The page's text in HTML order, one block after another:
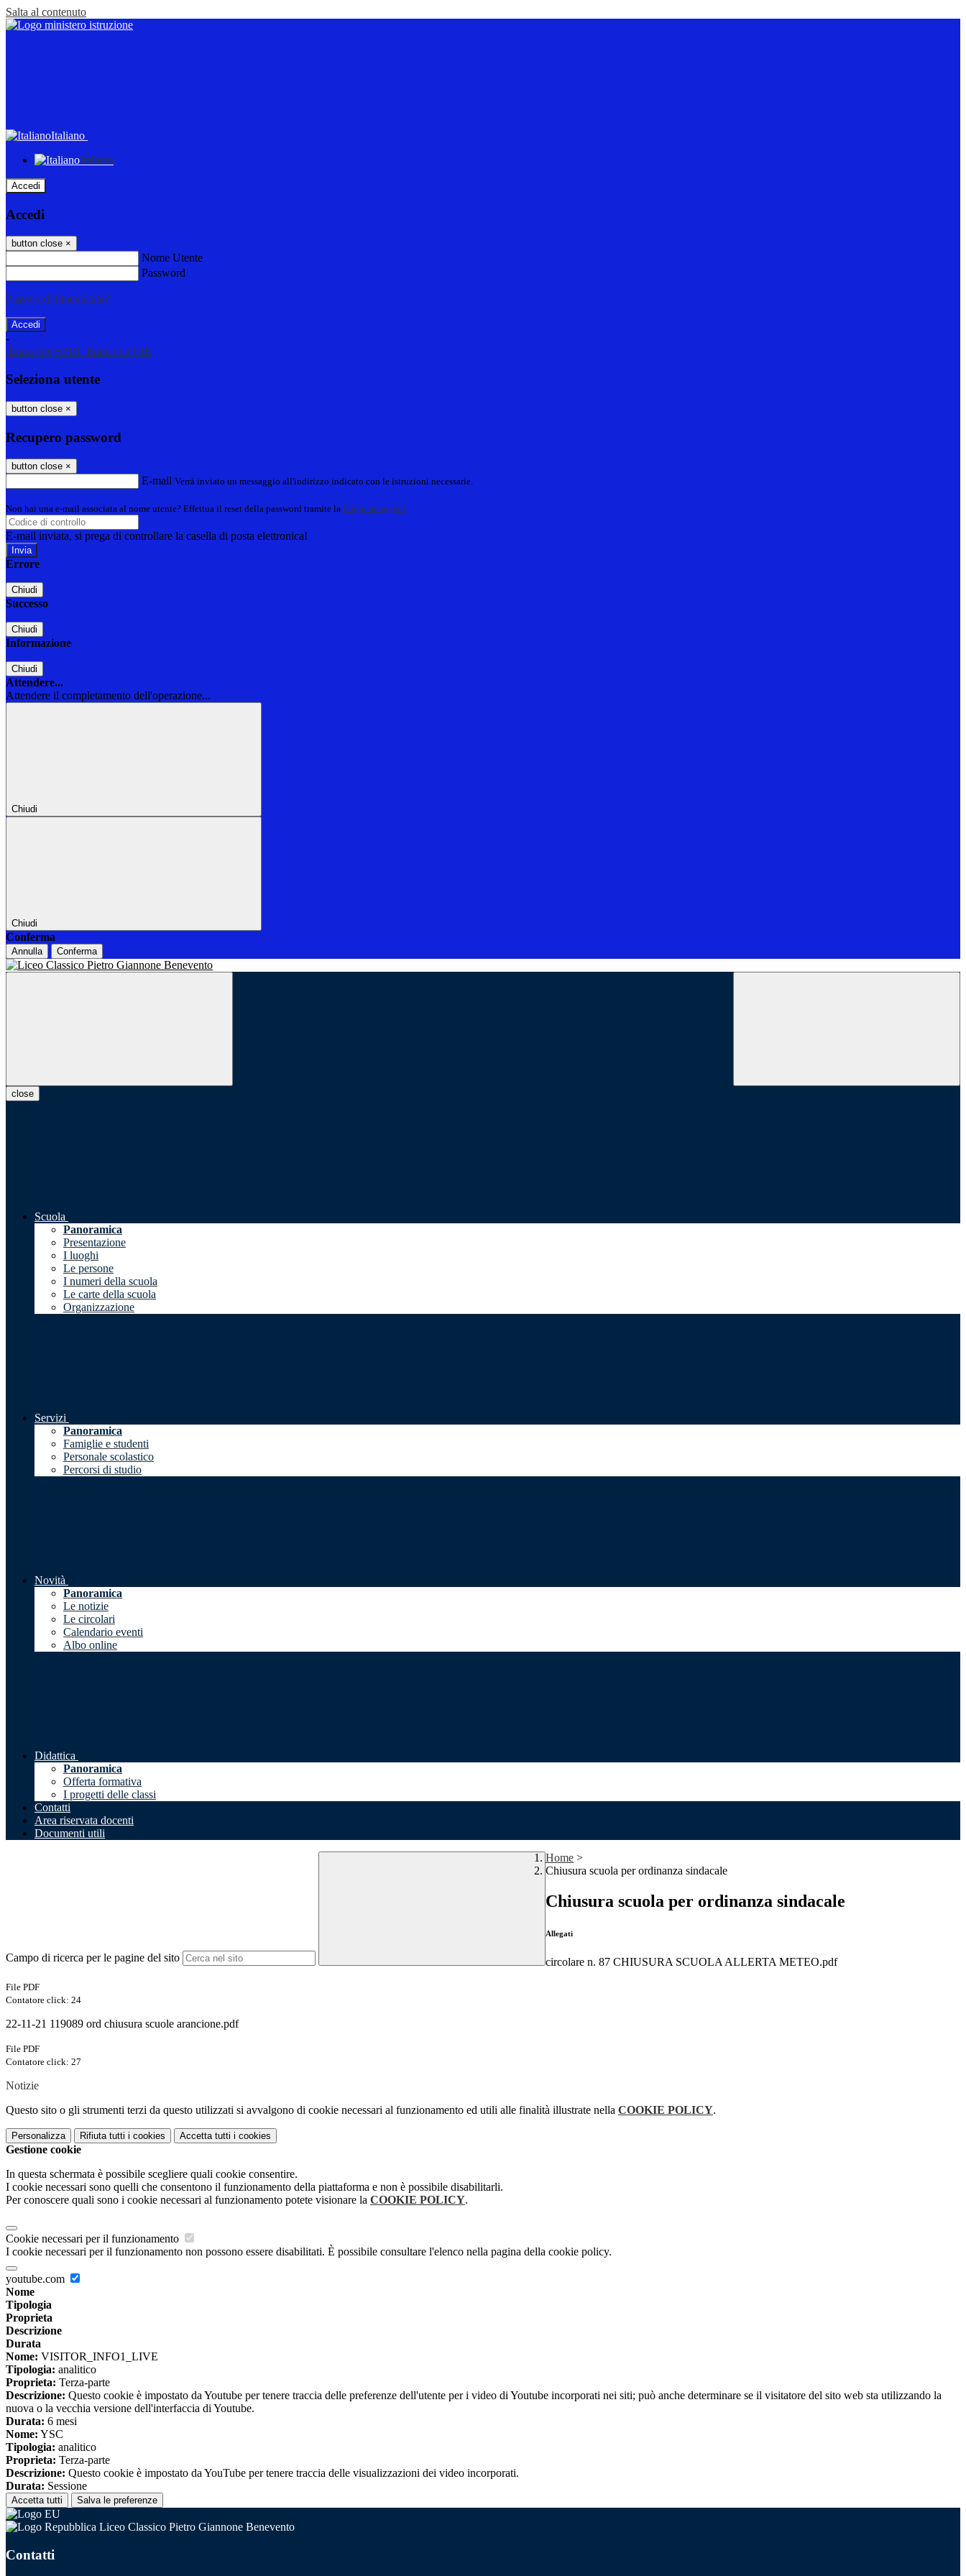
Salta al contenuto
Italiano
Italiano
Accedi
Accedi
button close ×
Nome Utente
Password
Password dimenticata?
-
Entra con SPID Entra con CIE
Seleziona utente
button close ×
Recupero password
button close ×
E-mail Verrà inviato un messaggio all'indirizzo indicato con le istruzioni necessarie.
Non hai una e-mail associata al nome utente? Effettua il reset della password tramite la Login Spaggiari
E-mail inviata, si prega di controllare la casella di posta elettronica!
Errore
Chiudi
Successo
Chiudi
Informazione
Chiudi
Attendere...
Attendere il completamento dell'operazione...
Chiudi
Chiudi
Conferma
Annulla Conferma
close
Scuola
Panoramica
Presentazione
I luoghi
Le persone
I numeri della scuola
Le carte della scuola
Organizzazione
Servizi
Panoramica
Famiglie e studenti
Personale scolastico
Percorsi di studio
Novità
Panoramica
Le notizie
Le circolari
Calendario eventi
Albo online
Didattica
Panoramica
Offerta formativa
I progetti delle classi
Contatti
Area riservata docenti
Documenti utili
Campo di ricerca per le pagine del sito
Home >
Chiusura scuola per ordinanza sindacale
Chiusura scuola per ordinanza sindacale
Allegati
circolare n. 87 CHIUSURA SCUOLA ALLERTA METEO.pdf
File PDF
Contatore click: 24
22-11-21 119089 ord chiusura scuole arancione.pdf
File PDF
Contatore click: 27
Notizie
Questo sito o gli strumenti terzi da questo utilizzati si avvalgono di cookie necessari al funzionamento ed utili alle finalità illustrate nella COOKIE POLICY.
Personalizza Rifiuta tutti i cookies Accetta tutti i cookies
Gestione cookie
In questa schermata è possibile scegliere quali cookie consentire.
I cookie necessari sono quelli che consentono il funzionamento della piattaforma e non è possibile disabilitarli.
Per conoscere quali sono i cookie necessari al funzionamento potete visionare la COOKIE POLICY.
Cookie necessari per il funzionamento
I cookie necessari per il funzionamento non possono essere disabilitati. È possibile consultare l'elenco nella pagina della cookie policy.
youtube.com
Nome
Tipologia
Proprieta
Descrizione
Durata
Nome: VISITOR_INFO1_LIVE
Tipologia: analitico
Proprieta: Terza-parte
Descrizione: Questo cookie è impostato da Youtube per tenere traccia delle preferenze dell'utente per i video di Youtube incorporati nei siti; può anche determinare se il visitatore del sito web sta utilizzando la
nuova o la vecchia versione dell'interfaccia di Youtube.
Durata: 6 mesi
Nome: YSC
Tipologia: analitico
Proprieta: Terza-parte
Descrizione: Questo cookie è impostato da YouTube per tenere traccia delle visualizzazioni dei video incorporati.
Durata: Sessione
Accetta tutti Salva le preferenze
Liceo Classico Pietro Giannone Benevento
Contatti